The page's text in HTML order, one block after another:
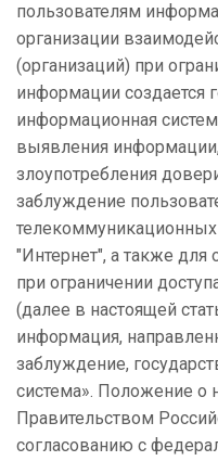
пользователям
организации
(организаций) при
информации создается
информационная
выявления
злоупотребления
заблуждение
телекоммуникационных
"Интернет", а также для
при ограничении
(далее в настоящей
информация,
заблуждение,
система». Положение о
Правительством
согласованию с